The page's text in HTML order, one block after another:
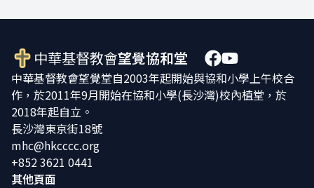
中華基督教會望覺協和堂
中華基督教會望覺堂自2003年起開始與協和小學上午校合
作，於2011年9月開始在協和小學(長沙灣)校內植堂，於
2018年起自立。
長沙灣東京街18號
mhc@hkcccc.org
+852 3621 0441
其他頁面